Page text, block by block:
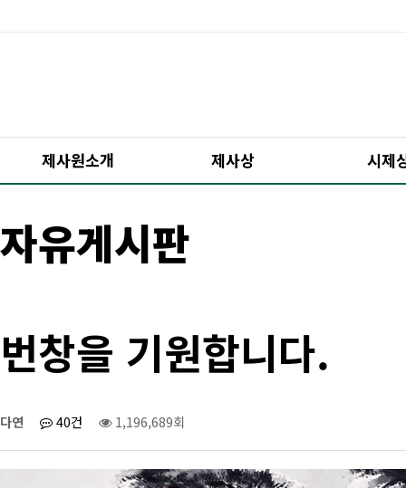
제사원소개 제사상 시제
자유게시판
번창을 기원합니다.
다연 40건 1,196,689회